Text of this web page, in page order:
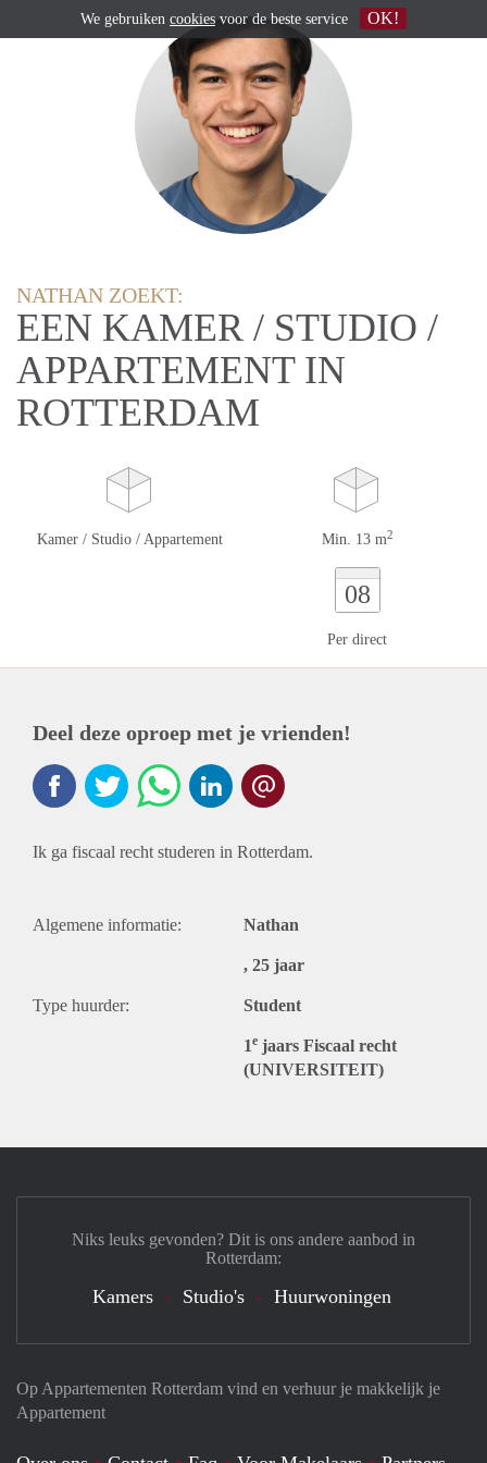
NATHAN ZOEKT:
EEN KAMER / STUDIO /
APPARTEMENT IN
ROTTERDAM
Kamer / Studio / Appartement Min. 13 m2
08
Per direct
Deel deze oproep met je vrienden!
Ik ga fiscaal recht studeren in Rotterdam.
Algemene informatie: Nathan
, 25 jaar
Type huurder: Student
1e jaars Fiscaal recht
(UNIVERSITEIT)
Op Appartementen Rotterdam vind en verhuur je makkelijk je
Appartement
Niks leuks gevonden? Dit is ons andere aanbod in
Rotterdam:
Kamers Studio's Huurwoningen
We gebruiken cookiesvoor de beste service OK!